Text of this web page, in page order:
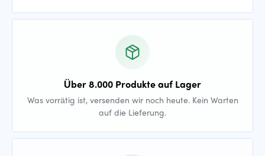
Über 8.000 Produkte auf Lager
Was vorrätig ist, versenden wir noch heute. Kein Warten
auf die Lieferung.